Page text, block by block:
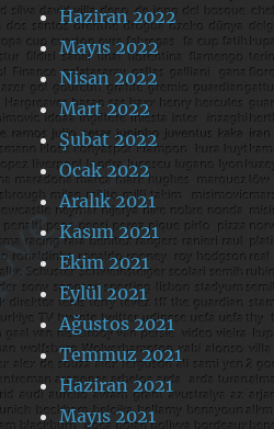
Haziran 2022
Mayıs 2022
Nisan 2022
Mart 2022
Şubat 2022
Ocak 2022
Aralık 2021
Kasım 2021
Ekim 2021
Eylül 2021
Ağustos 2021
Temmuz 2021
Haziran 2021
Mayıs 2021